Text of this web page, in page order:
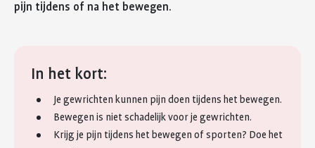
pijn tijdens of na het bewegen.
In het kort:
Je gewrichten kunnen pijn doen tijdens het bewegen.
Bewegen is niet schadelijk voor je gewrichten.
Krijg je pijn tijdens het bewegen of sporten? Doe het